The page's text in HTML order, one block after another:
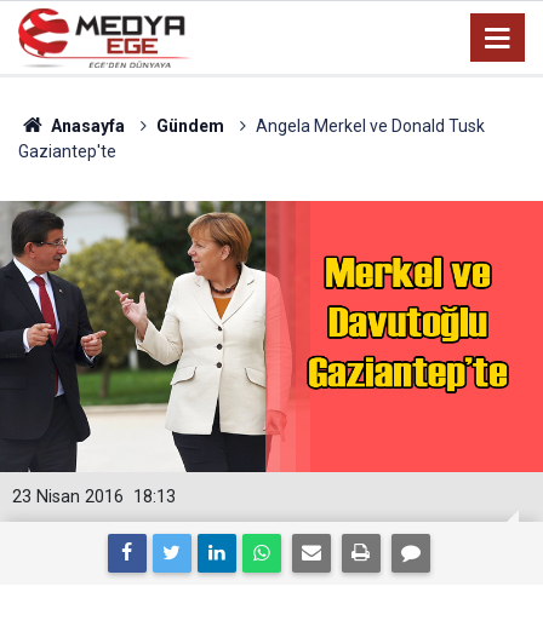
Anasayfa Gündem
Angela Merkel ve Donald Tusk
Gaziantep'te
18:13
23 Nisan 2016